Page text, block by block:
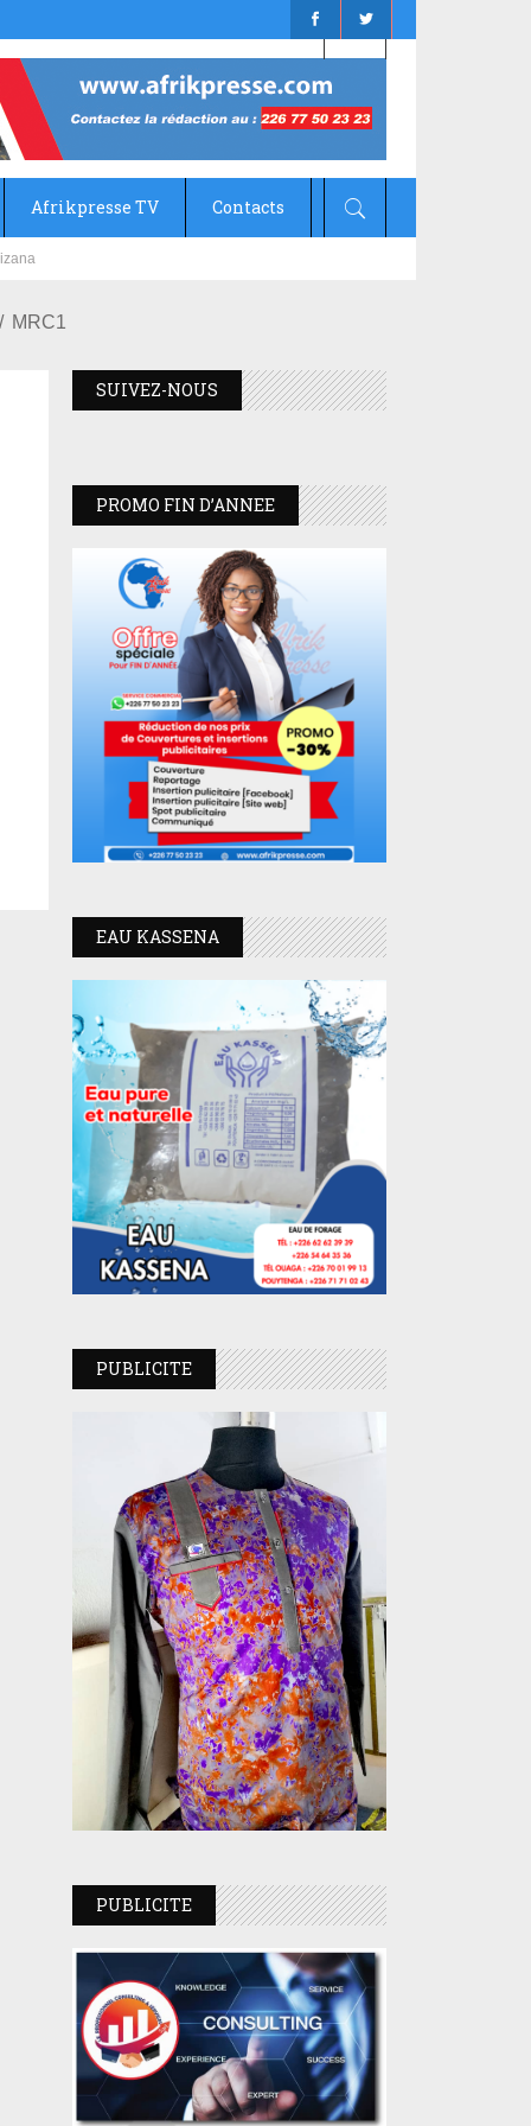
Afrikpresse TV Contacts
MRC1
SUIVEZ-NOUS
PROMO FIN D’ANNEE
EAU KASSENA
PUBLICITE
PUBLICITE